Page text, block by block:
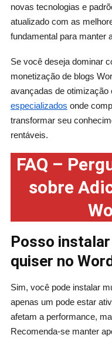
novas tecnologias e
atualizado com as
fundamental para manter
Se você deseja dominar
monetização de blogs
avançadas de otimização
especializados onde
transformar seu
rentáveis.
FAQ –
sobre
Posso
quiser no
Sim, você pode instalar
apenas um pode estar
afetam a performance,
Recomenda-se manter